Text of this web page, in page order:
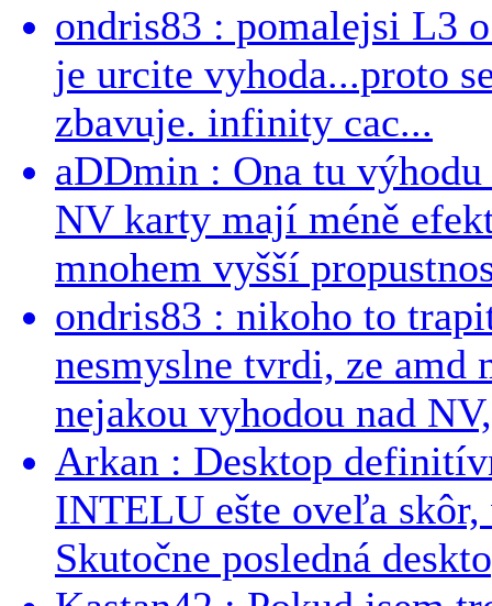
ondris83 : pomalejsi L3
je urcite vyhoda...proto
zbavuje. infinity cac...
aDDmin : Ona tu
NV karty mají méně
mnohem vyšší
ondris83 : nikoho to
nesmyslne tvrdi, ze
nejakou vyhodou nad
Arkan : Desktop
INTELU ešte oveľa
Skutočne posledná